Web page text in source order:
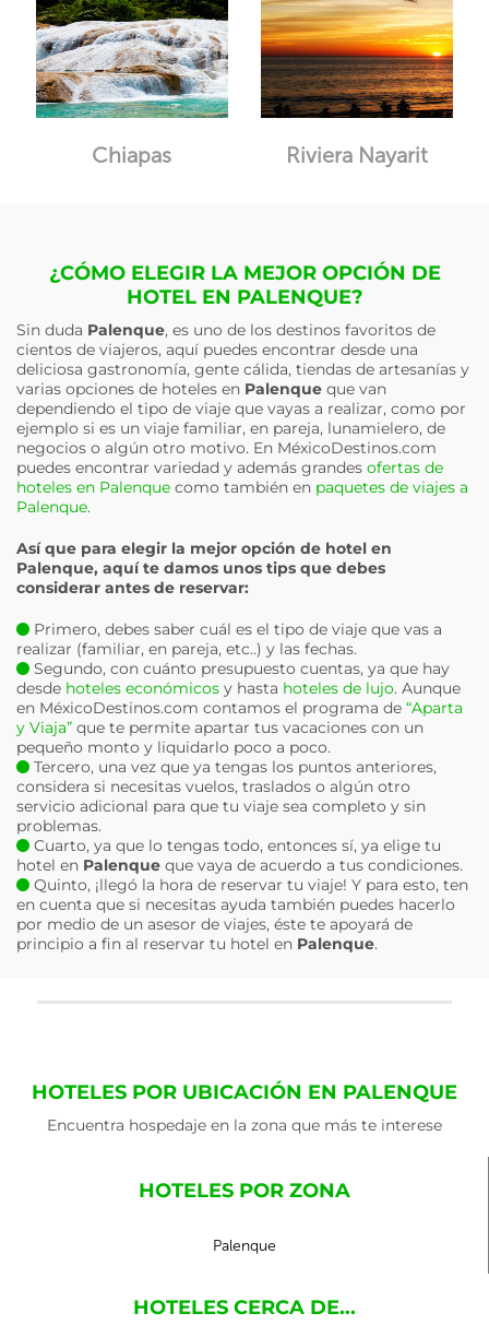
Chiapas Riviera Nayarit
¿CÓMO ELEGIR LA MEJOR OPCIÓN DE
HOTEL EN PALENQUE?
Sin duda Palenque, es uno de los destinos favoritos de
cientos de viajeros, aquí puedes encontrar desde una
deliciosa gastronomía, gente cálida, tiendas de artesanías y
varias opciones de hoteles en Palenque que van
dependiendo el tipo de viaje que vayas a realizar, como por
ejemplo si es un viaje familiar, en pareja, lunamielero, de
negocios o algún otro motivo. En MéxicoDestinos.com
puedes encontrar variedad y además grandes ofertas de
hoteles en Palenque como también en paquetes de viajes a
Palenque.
Así que para elegir la mejor opción de hotel en
Palenque, aquí te damos unos tips que debes
considerar antes de reservar:
Primero, debes saber cuál es el tipo de viaje que vas a
realizar (familiar, en pareja, etc..) y las fechas.
Segundo, con cuánto presupuesto cuentas, ya que hay
desde hoteles económicos y hasta hoteles de lujo. Aunque
en MéxicoDestinos.com contamos el programa de “Aparta
y Viaja” que te permite apartar tus vacaciones con un
pequeño monto y liquidarlo poco a poco.
Tercero, una vez que ya tengas los puntos anteriores,
considera si necesitas vuelos, traslados o algún otro
servicio adicional para que tu viaje sea completo y sin
problemas.
Cuarto, ya que lo tengas todo, entonces sí, ya elige tu
hotel en Palenque que vaya de acuerdo a tus condiciones.
Quinto, ¡llegó la hora de reservar tu viaje! Y para esto, ten
en cuenta que si necesitas ayuda también puedes hacerlo
por medio de un asesor de viajes, éste te apoyará de
principio a fin al reservar tu hotel en Palenque.
HOTELES POR UBICACIÓN EN PALENQUE
Encuentra hospedaje en la zona que más te interese
HOTELES POR ZONA
Palenque
HOTELES CERCA DE...